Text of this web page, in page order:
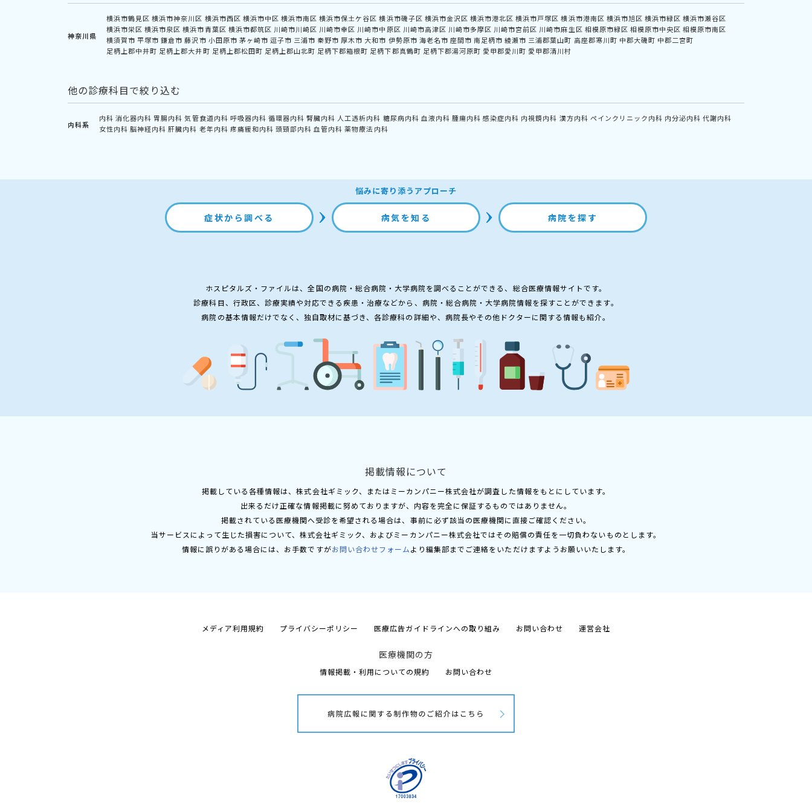
神奈川県
横浜市鶴見区 横浜市神奈川区 横浜市西区 横浜市中区 横浜市南区 横浜市保土ケ谷区 横浜市磯子区 横浜市金沢区 横浜市港北区 横浜市戸塚区 横浜市港南区 横浜市旭区 横浜市緑区 横浜市瀬谷区
横浜市栄区 横浜市泉区 横浜市青葉区 横浜市都筑区 川崎市川崎区 川崎市幸区 川崎市中原区 川崎市高津区 川崎市多摩区 川崎市宮前区 川崎市麻生区 相模原市緑区 相模原市中央区 相模原市南区
横須賀市 平塚市 鎌倉市 藤沢市 小田原市 茅ヶ崎市 逗子市 三浦市 秦野市 厚木市 大和市 伊勢原市 海老名市 座間市 南足柄市 綾瀬市 三浦郡葉山町 高座郡寒川町 中郡大磯町 中郡二宮町
足柄上郡中井町 足柄上郡大井町 足柄上郡松田町 足柄上郡山北町 足柄下郡箱根町 足柄下郡真鶴町 足柄下郡湯河原町 愛甲郡愛川町 愛甲郡清川村
他の診療科目で絞り込む
内科系
内科 消化器内科 胃腸内科 気管食道内科 呼吸器内科 循環器内科 腎臓内科 人工透析内科 糖尿病内科 血液内科 腫瘍内科 感染症内科 内視鏡内科 漢方内科 ペインクリニック内科 内分泌内科 代謝内科
女性内科 脳神経内科 肝臓内科 老年内科 疼痛緩和内科 頭頸部内科 血管内科 薬物療法内科
悩みに寄り添うアプローチ
症状から調べる 病気を知る 病院を探す
ホスピタルズ・ファイルは、全国の病院・総合病院・大学病院を調べることができる、総合医療情報サイトです。
診療科目、行政区、診療実績や対応できる疾患・治療などから、病院・総合病院・大学病院情報を探すことができます。
病院の基本情報だけでなく、独自取材に基づき、各診療科の詳細や、病院長やその他ドクターに関する情報も紹介。
掲載情報について
掲載している各種情報は、株式会社ギミック、またはミーカンパニー株式会社が調査した情報をもとにしています。
出来るだけ正確な情報掲載に努めておりますが、内容を完全に保証するものではありません。
掲載されている医療機関へ受診を希望される場合は、事前に必ず該当の医療機関に直接ご確認ください。
当サービスによって生じた損害について、株式会社ギミック、およびミーカンパニー株式会社ではその賠償の責任を一切負わないものとします。
情報に誤りがある場合には、お手数ですがお問い合わせフォームより編集部までご連絡をいただけますようお願いいたします。
メディア利用規約 プライバシーポリシー 医療広告ガイドラインへの取り組み お問い合わせ 運営会社
医療機関の方
情報掲載・利用についての規約 お問い合わせ